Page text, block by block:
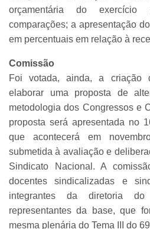
orçamentária do exercício
comparações; a apresentação
em percentuais em relação à
Comissão
Foi votada, ainda, a criação
elaborar uma proposta de
metodologia dos Congressos e
proposta será apresentada no
que acontecerá em
submetida à avaliação e
Sindicato Nacional. A
docentes sindicalizadas e
integrantes da diretoria
representantes da base, que
mesma plenária do Tema III do